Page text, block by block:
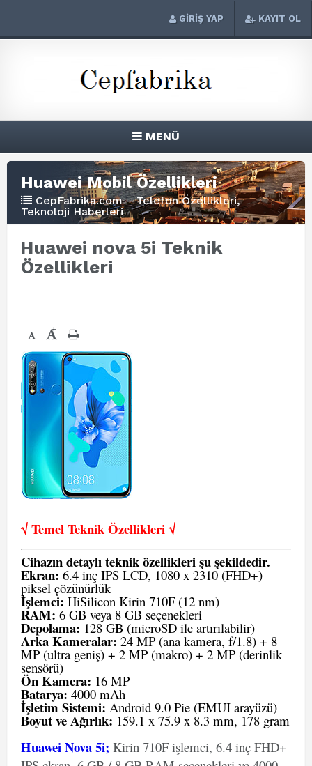
GİRİŞ YAP KAYIT OL
MENÜ
Huawei Mobil Özellikleri
CepFabrika.com – Telefon Özellikleri,
Teknoloji Haberleri
Huawei nova 5i Teknik
Özellikleri
- +
√ Temel Teknik Özellikleri √
Cihazın detaylı teknik özellikleri şu şekildedir.
Ekran: 6.4 inç IPS LCD, 1080 x 2310 (FHD+)
piksel çözünürlük
İşlemci: HiSilicon Kirin 710F (12 nm)
RAM: 6 GB veya 8 GB seçenekleri
Depolama: 128 GB (microSD ile artırılabilir)
Arka Kameralar: 24 MP (ana kamera, f/1.8) + 8
MP (ultra geniş) + 2 MP (makro) + 2 MP (derinlik
sensörü)
Ön Kamera: 16 MP
Batarya: 4000 mAh
İşletim Sistemi: Android 9.0 Pie (EMUI arayüzü)
Boyut ve Ağırlık: 159.1 x 75.9 x 8.3 mm, 178 gram
Huawei Nova 5i; Kirin 710F işlemci, 6.4 inç FHD+